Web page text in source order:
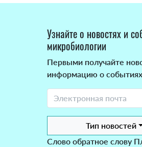
Узнайте о новостях и
микробиологии
Первыми получайте
информацию о событиях
Тип новостей
Слово обратное слову